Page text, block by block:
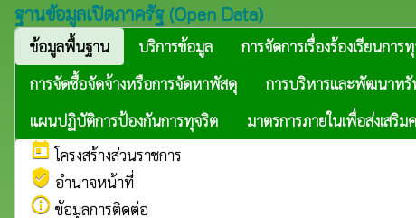
ฐานข้อมูลเปิดภาครัฐ (Open Data)
ข้อมูลพื้นฐาน บริการข้อมูล การจัดการเรื่องร้องเรียนการ
การจัดซื้อจัดจ้างหรือการจัดหาพัสดุ
การบริหารและพัฒนาท
แผนปฏิบัติการป้องกันการทุจริต
มาตรการภายในเพื่อส่งเสริ
today โครงสร้างส่วนราชการ
verified_user อำนาจหน้าที่
info_outline ข้อมูลการติดต่อ